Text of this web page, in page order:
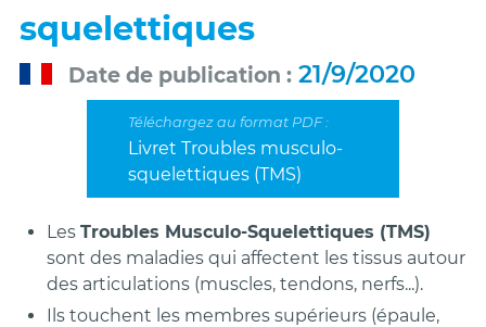
squelettiques
Date de publication 21/9/2020
Livret Troubles musculo-
squelettiques (TMS)
Les Troubles Musculo-Squelettiques (TMS)
sont des maladies qui affectent les tissus autour
des articulations (muscles, tendons, nerfs...).
Ils touchent les membres supérieurs (épaule,